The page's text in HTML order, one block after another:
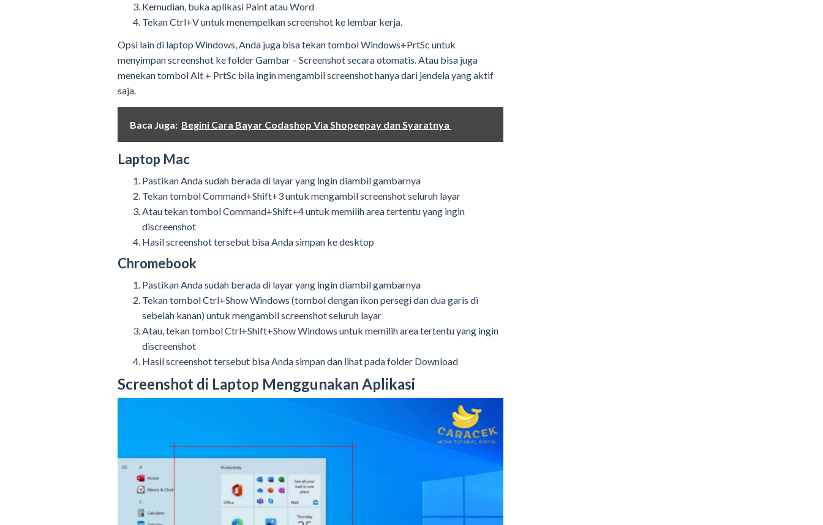
Kemudian, buka aplikasi Paint atau Word
Tekan Ctrl+V untuk menempelkan screenshot ke lembar kerja.
Opsi lain di laptop Windows, Anda juga bisa tekan tombol Windows+PrtSc untuk
menyimpan screenshot ke folder Gambar – Screenshot secara otomatis. Atau bisa juga
menekan tombol Alt + PrtSc bila ingin mengambil screenshot hanya dari jendela yang aktif
saja.
Baca Juga: Begini Cara Bayar Codashop Via Shopeepay dan Syaratnya
Laptop Mac
Pastikan Anda sudah berada di layar yang ingin diambil gambarnya
Tekan tombol Command+Shift+3 untuk mengambil screenshot seluruh layar
Atau tekan tombol Command+Shift+4 untuk memilih area tertentu yang ingin
discreenshot
Hasil screenshot tersebut bisa Anda simpan ke desktop
Chromebook
Pastikan Anda sudah berada di layar yang ingin diambil gambarnya
Tekan tombol Ctrl+Show Windows (tombol dengan ikon persegi dan dua garis di
sebelah kanan) untuk mengambil screenshot seluruh layar
Atau, tekan tombol Ctrl+Shift+Show Windows untuk memilih area tertentu yang ingin
discreenshot
Hasil screenshot tersebut bisa Anda simpan dan lihat pada folder Download
Screenshot di Laptop Menggunakan Aplikasi